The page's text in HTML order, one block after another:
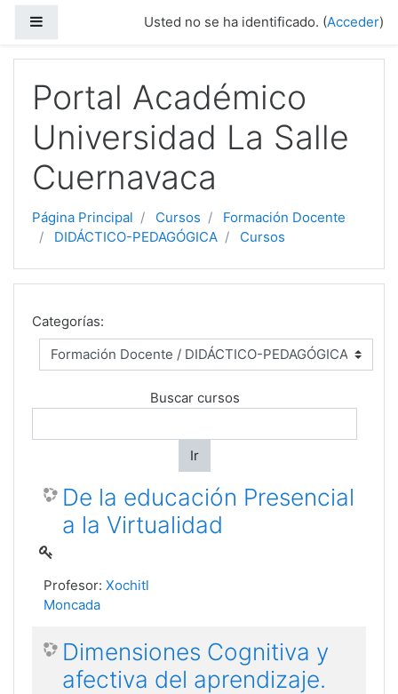
Usted no se ha identificado. (Acceder)
Portal Académico
Universidad La Salle
Cuernavaca
Página Principal Cursos
Formación Docente
DIDÁCTICO-PEDAGÓGICA
Cursos
Categorías:
Buscar cursos
Ir
De la educación Presencial
a la Virtualidad
Profesor: Xochitl
Moncada
Dimensiones Cognitiva y
afectiva del aprendizaje.